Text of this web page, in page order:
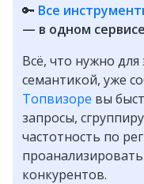
🔑 Все
— в одном сервисе
Всё, что нужно
семантикой, уже
Топвизоре вы
запросы,
частотность по
конкурентов.